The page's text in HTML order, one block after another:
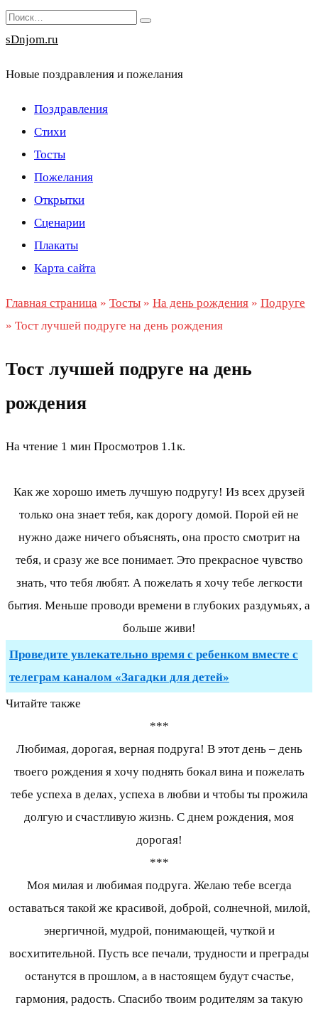
Перейти
к
Search
for:
sDnjom.ru
Новые поздравления и пожелания
Поздравления
Стихи
Тосты
Пожелания
Открытки
Сценарии
Плакаты
Карта сайта
Главная страница » Тосты » На день рождения » Подруге
» Тост лучшей подруге на день рождения
Тост лучшей подруге на день
рождения
На чтение 1 мин Просмотров 1.1к.
Как же хорошо иметь лучшую подругу! Из всех друзей
только она знает тебя, как дорогу домой. Порой ей не
нужно даже ничего объяснять, она просто смотрит на
тебя, и сразу же все понимает. Это прекрасное чувство
знать, что тебя любят. А пожелать я хочу тебе легкости
бытия. Меньше проводи времени в глубоких раздумьях, а
больше живи!
Проведите увлекательно время с ребенком вместе с
телеграм каналом «Загадки для детей»
Читайте также
***
Любимая, дорогая, верная подруга! В этот день – день
твоего рождения я хочу поднять бокал вина и пожелать
тебе успеха в делах, успеха в любви и чтобы ты прожила
долгую и счастливую жизнь. С днем рождения, моя
дорогая!
***
Моя милая и любимая подруга. Желаю тебе всегда
оставаться такой же красивой, доброй, солнечной, милой,
энергичной, мудрой, понимающей, чуткой и
восхитительной. Пусть все печали, трудности и преграды
останутся в прошлом, а в настоящем будут счастье,
гармония, радость. Спасибо твоим родителям за такую